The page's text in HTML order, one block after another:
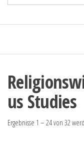
us Studies
Ergebnisse 1 – 24 von 32